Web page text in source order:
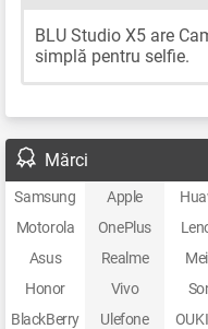
BLU Studio X5 are
simplă pentru selfie.
Mărci
Samsung Apple
Motorola
OnePlus
Asus
Realme
Honor
Vivo
BlackBerry
Ulefone